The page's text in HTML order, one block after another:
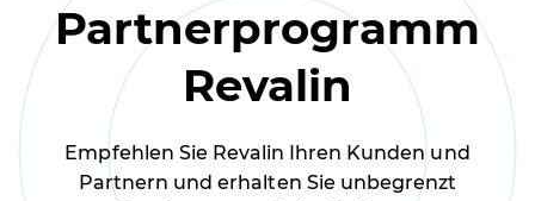
Partnerprogramm
Revalin
Empfehlen Sie Revalin Ihren Kunden und
Partnern und erhalten Sie unbegrenzt